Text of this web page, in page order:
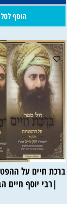
הוסף לסל
|רבי יוסף חיים